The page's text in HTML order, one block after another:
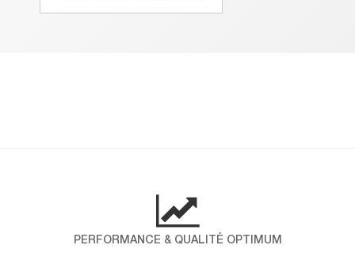
professionnels du bâtiment. Pendant trois jours,
nous avons réalisé une enquête NPS (Net
Promoter Score), un indicateur international qui
évalue la probabilité que nos clients nous
PERFORMANCE & QUALITÉ OPTIMUM